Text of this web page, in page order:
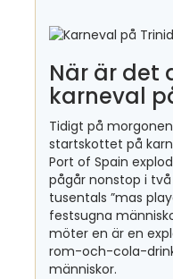
När är det
karneval
Tidigt på
startskottet på
Port of Spain
pågår nonstop i
tusentals ”mas
festsugna
möter en är en
rom-och-cola-
människor.